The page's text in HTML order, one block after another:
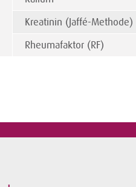
Kreatinin (Jaffé-Methode)
Rheumafaktor (RF)